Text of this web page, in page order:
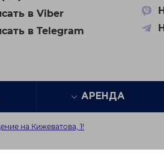
в Viber
в Telegram
АРЕНДА
на Кижеватова, 1!